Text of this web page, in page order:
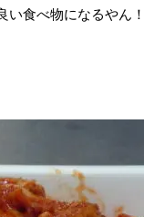
い食べ物になるやん！